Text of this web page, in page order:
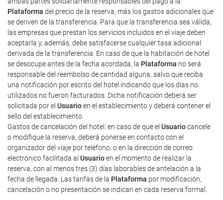
Plataforma del precio de la reserva, más los gastos adicionales que
se deriven de la transferencia. Para que la transferencia sea válida,
las empresas que prestan los servicios incluidos en el viaje deben
aceptarla y, además, debe satisfacerse cualquier tasa adicional
derivada de la transferencia. En caso de que la habitación de hotel
se desocupe antes de la fecha acordada, la Plataforma no será
responsable del reembolso de cantidad alguna, salvo que reciba
una notificación por escrito del hotel indicando que los días no
utilizados no fueron facturados. Dicha notificación deberá ser
solicitada por el Usuarioen el establecimiento y deberá contener el
sello del establecimiento.
Gastos de cancelación del hotel: en caso de que el Usuariocancele
o modifique la reserva, deberá ponerse en contacto con el
organizador del viaje por teléfono, o en la dirección de correo
electrónico facilitada al Usuarioen el momento de realizar la
reserva, con al menos tres (3) días laborables de antelación a la
fecha de llegada. Las tarifas de la Plataforma por modificación,
cancelación o no presentación se indican en cada reserva formal.